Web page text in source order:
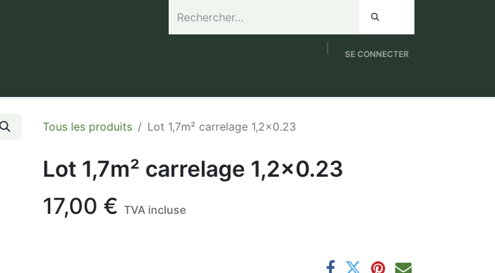
SE CONNECTER
Tous les produits Lot 1,7m² carrelage 1,2x0.23
Lot 1,7m² carrelage 1,2x0.23
17,00 € TVA incluse